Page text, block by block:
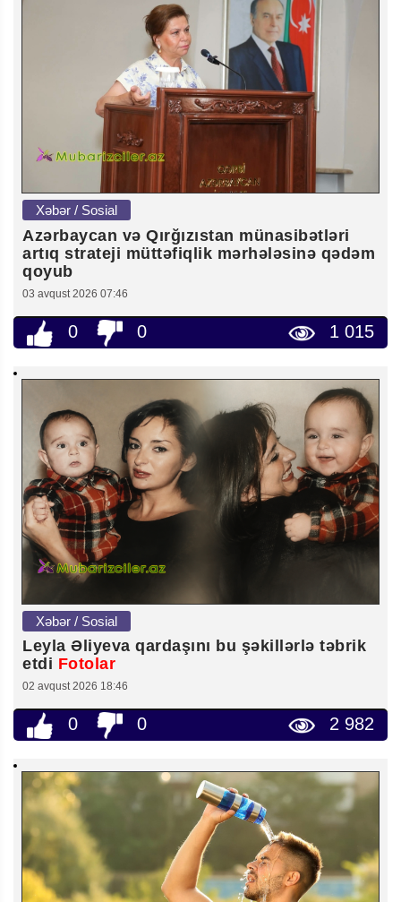
Xəbər / Sosial
Azərbaycan və Qırğızıstan münasibətləri
artıq strateji müttəfiqlik mərhələsinə qədəm
qoyub
03 avqust 2026 07:46
0 0 1 015
Xəbər / Sosial
Leyla Əliyeva qardaşını bu şəkillərlə təbrik
etdi Fotolar
02 avqust 2026 18:46
0 0 2 982